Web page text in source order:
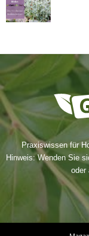
Praxiswissen für
Hinweis: Wenden Sie
oder